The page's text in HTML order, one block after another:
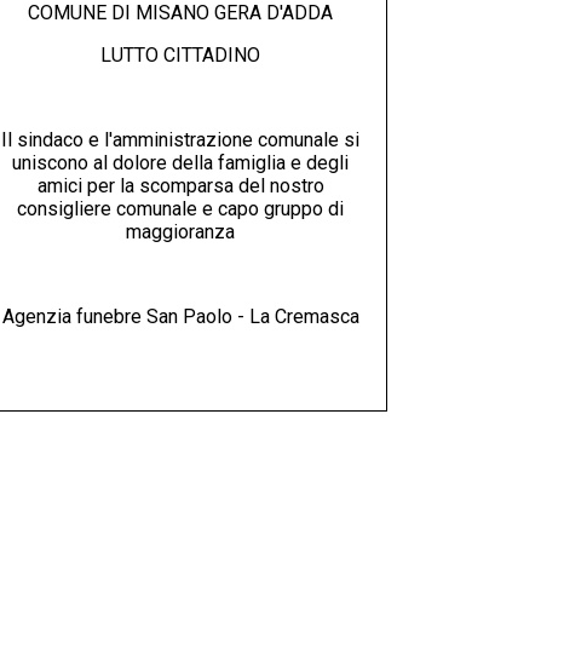
COMUNE DI MISANO GERA D'ADDA
LUTTO CITTADINO
Il sindaco e l'amministrazione comunale si
uniscono al dolore della famiglia e degli
amici per la scomparsa del nostro
consigliere comunale e capo gruppo di
maggioranza
Agenzia funebre San Paolo - La Cremasca